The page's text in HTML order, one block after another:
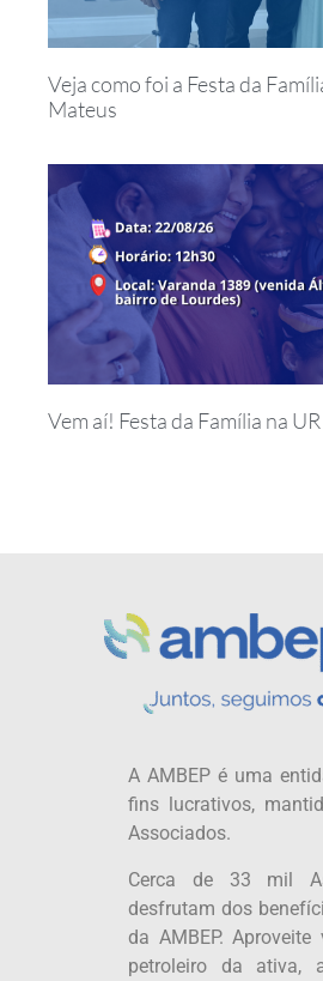
Veja como foi a Festa da
Mateus
Vem aí! Festa da Família na
A AMBEP é uma
fins lucrativos,
Associados.
Cerca de 33 mil
desfrutam dos
da AMBEP. Aproveite
petroleiro da ativa,